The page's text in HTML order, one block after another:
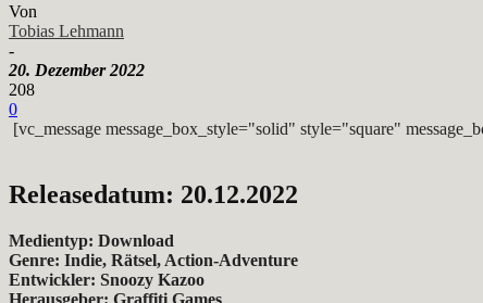
Von
Tobias Lehmann
-
20. Dezember 2022
208
0
[vc_message message_box_style="solid" style="square"
Releasedatum: 20.12.2022
Medientyp: Download
Genre: Indie, Rätsel, Action-Adventure
Entwickler: Snoozy Kazoo
Herausgeber: Graffiti Games